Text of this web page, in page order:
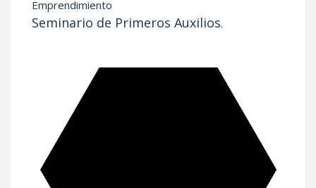
Emprendimiento
Seminario de Primeros Auxilios.